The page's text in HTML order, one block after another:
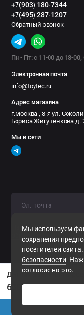
630р.
Мы используем
сохранения
посетителей
безопасности.
согласие на это.
+7(903) 180-7344
+7(495) 287-1207
Обратный звонок
Пн - Пт: с 11-00 до 18-
Электронная почта
info@toytec.ru
Адрес магазина
г.Москва , 8-я ул.
Бориса Жигуленкова д.
Мы в сети
Нажимая на кнопку
обработку